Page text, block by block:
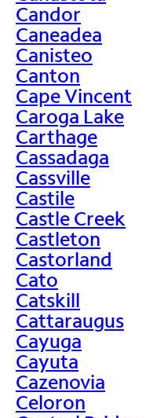
Candor
Caneadea
Canisteo
Canton
Cape Vincent
Caroga Lake
Carthage
Cassadaga
Cassville
Castile
Castle Creek
Castleton
Castorland
Cato
Catskill
Cattaraugus
Cayuga
Cayuta
Cazenovia
Celoron